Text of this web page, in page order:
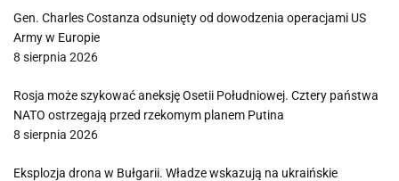
Gen. Charles Costanza odsunięty od dowodzenia operacjami US
Army w Europie
8 sierpnia 2026
Rosja może szykować aneksję Osetii Południowej. Cztery państwa
NATO ostrzegają przed rzekomym planem Putina
8 sierpnia 2026
Eksplozja drona w Bułgarii. Władze wskazują na ukraińskie